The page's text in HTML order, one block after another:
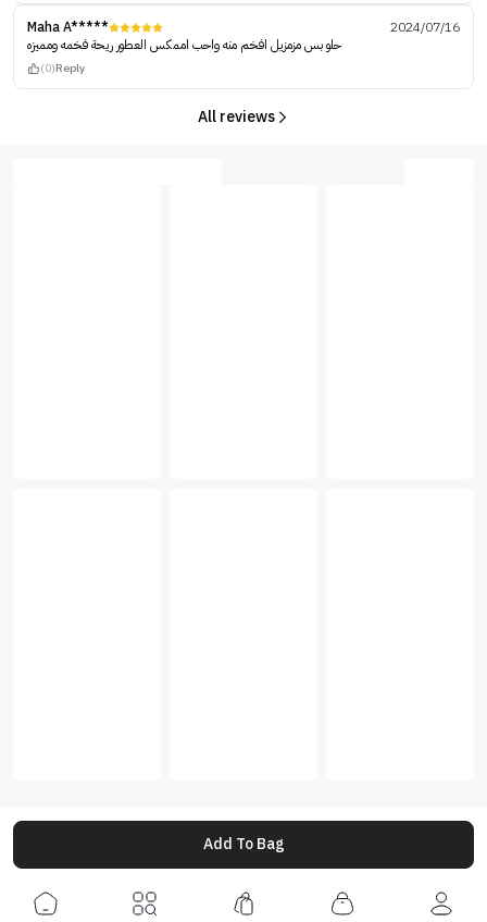
Maha A*****
2024/07/16
حلو بس مزمزيل افخم منه واحب اممكس العطور ريحة فخمه ومميزه
(0)Reply
All reviews
Add To Bag